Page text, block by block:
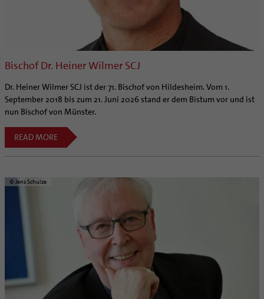
Bischof Dr. Heiner Wilmer SCJ
Dr. Heiner Wilmer SCJ ist der 71. Bischof von Hildesheim. Vom 1.
September 2018 bis zum 21. Juni 2026 stand er dem Bistum vor und ist
nun Bischof von Münster.
READ MORE
© Jens Schulze